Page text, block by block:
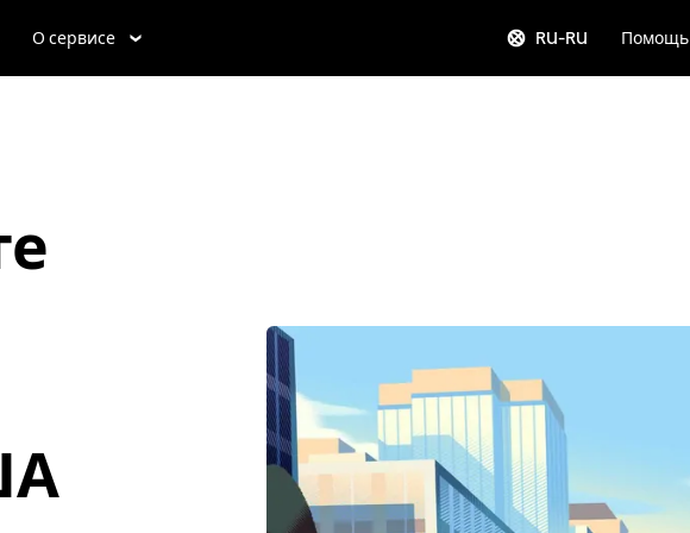
О сервисе RU-RU Помощь